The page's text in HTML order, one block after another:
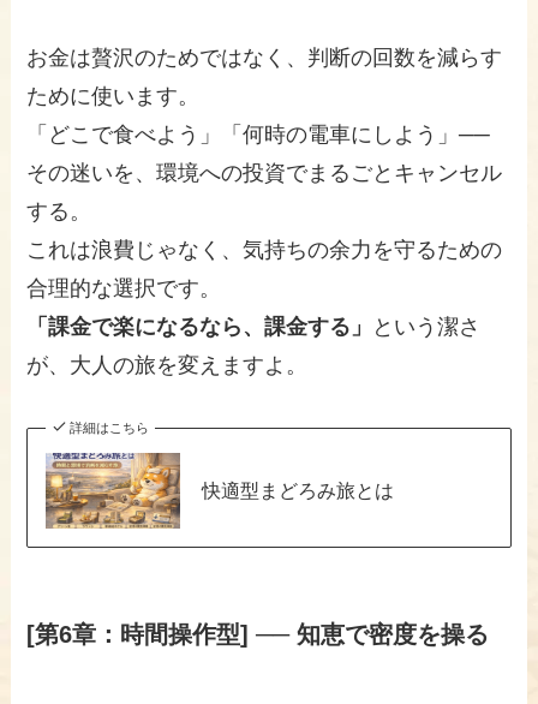
お金は贅沢のためではなく、判断の回数を減らす
ために使います。
「どこで食べよう」「何時の電車にしよう」──
その迷いを、環境への投資でまるごとキャンセル
する。
これは浪費じゃなく、気持ちの余力を守るための
合理的な選択です。
「課金で楽になるなら、課金する」
という潔さ
が、大人の旅を変えますよ。
詳細はこちら
快適型まどろみ旅とは
[第6章：時間操作型] ── 知恵で密度を操る